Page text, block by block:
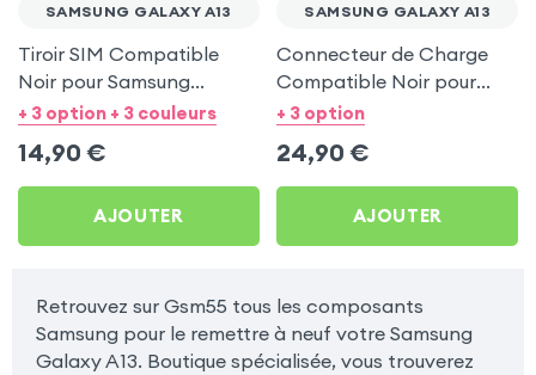
SAMSUNG GALAXY A13
Tiroir SIM Compatible
Noir pour Samsung
Galaxy A13
+ 3 option + 3 couleurs
14,90 €
AJOUTER
SAMSUNG GALAXY A13
Connecteur de Charge
Compatible Noir pour
Samsung Galaxy A13
+ 3 option
24,90 €
AJOUTER
Retrouvez sur Gsm55 tous les composants
Samsung pour le remettre à neuf votre Samsung
Galaxy A13. Boutique spécialisée, vous trouverez